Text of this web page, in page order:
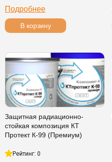
Подробнее
В корзину
Защитная радиационно-
стойкая композиция КТ
Протект К-99 (Премиум)
Рейтинг: 0